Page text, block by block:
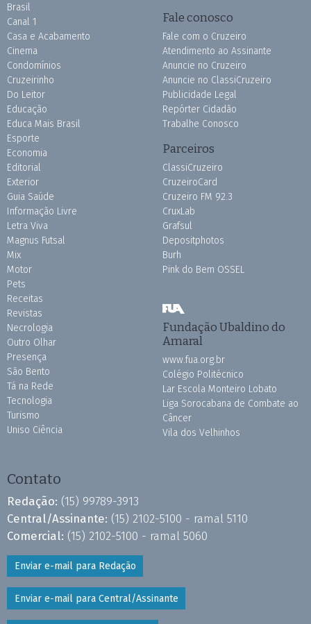
Brasil
Canal 1
Casa e Acabamento
Cinema
Condomínios
Cruzeirinho
Do Leitor
Educação
Educa Mais Brasil
Esporte
Economia
Editorial
Exterior
Guia Saúde
Informação Livre
Letra Viva
Magnus Futsal
Mix
Motor
Pets
Receitas
Revistas
Necrologia
Outro Olhar
Presença
São Bento
Tá na Rede
Tecnologia
Turismo
Uniso Ciência
Fale conosco
Fale com o Cruzeiro
Atendimento ao Assinante
Anuncie no Cruzeiro
Anuncie no ClassiCruzeiro
Publicidade Legal
Repórter Cidadão
Trabalhe Conosco
Parceiros
ClassiCruzeiro
CruzeiroCard
Cruzeiro FM 92.3
CruxLab
Grafsul
Depositphotos
Burh
Pink do Bem OSSEL
Fundação Ubaldino do
Amaral
www.fua.org.br
Colégio Politécnico
Lar Escola Monteiro Lobato
Liga Sorocabana de Combate ao
Câncer
Vila dos Velhinhos
Contato
Redação: (15) 99789-3913
Central/Assinante: (15) 2102-5100 - ramal 5110
Comercial: (15) 2102-5100 - ramal 5060
Enviar e-mail para Redação
Enviar e-mail para Central/Assinante